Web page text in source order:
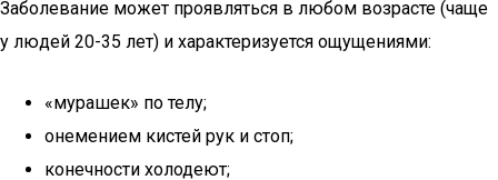
Заболевание может проявляться в любом возрасте (чаще
у людей 20-35 лет) и характеризуется ощущениями:
«мурашек» по телу;
онемением кистей рук и стоп;
конечности холодеют;